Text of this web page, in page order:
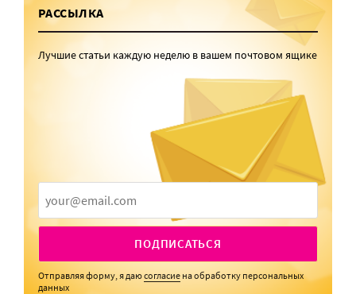
РАССЫЛКА
Лучшие статьи каждую неделю в вашем почтовом ящике
ПОДПИСАТЬСЯ
Отправляя форму, я даюсогласие на обработку персональных
данных